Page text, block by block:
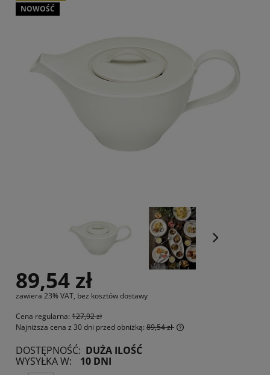
NOWOŚĆ
89,54 zł
zawiera 23% VAT, bez kosztów dostawy
Cena regularna: 127,92 zł
Najniższa cena z 30 dni przed obniżką: 89,54 zł
DOSTĘPNOŚĆ: DUŻA ILOŚĆ
WYSYŁKA W:
10 DNI